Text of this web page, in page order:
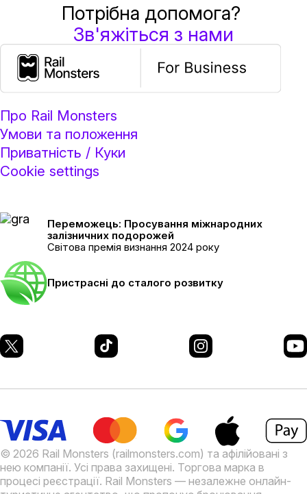
Потрібна допомога?
Зв'яжіться з нами
Про Rail Monsters
Умови та положення
Приватність / Куки
Cookie settings
Переможець: Просування міжнародних
залізничних подорожей
Світова премія визнання 2024 року
Пристрасні до сталого розвитку
© 2026 Rail Monsters (railmonsters.com) та афілійовані з
нею компанії. Усі права захищені. Торгова марка в
процесі реєстрації. Rail Monsters — незалежне онлайн-